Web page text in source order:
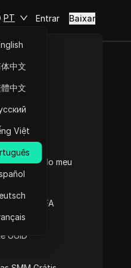
Agent do meu
Código 2FA
UUID
PT
中文
中文
Việt
Entrar Baixar
esta página
esta página